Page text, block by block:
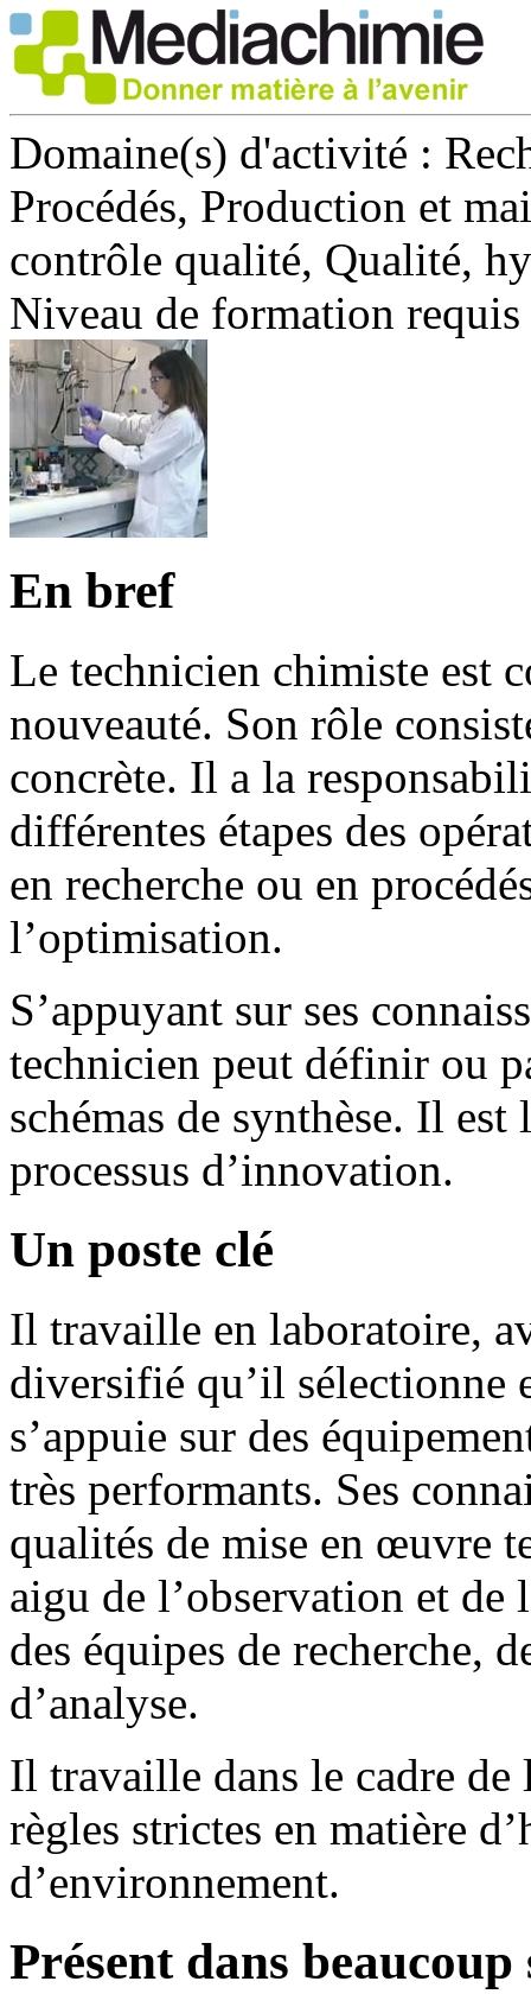
Domaine(s) d'activité :
Procédés, Production et
contrôle qualité, Qualité,
Niveau de formation
En bref
Le technicien chimiste est
nouveauté. Son rôle
concrète. Il a la
différentes étapes des
en recherche ou en
l’optimisation.
S’appuyant sur ses
technicien peut définir ou
schémas de synthèse. Il
processus d’innovation.
Un poste clé
Il travaille en laboratoire,
diversifié qu’il sélectionne
s’appuie sur des
très performants. Ses
qualités de mise en œuvre
aigu de l’observation et de
des équipes de recherche,
d’analyse.
Il travaille dans le cadre
règles strictes en matière
d’environnement.
Présent dans